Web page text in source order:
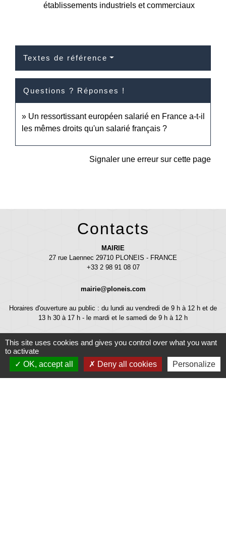
établissements industriels et commerciaux
Textes de référence
Questions ? Réponses !
Un ressortissant européen salarié en France a-t-il
les mêmes droits qu'un salarié français ?
Signaler une erreur sur cette page
Contacts
MAIRIE
27 rue Laennec 29710 PLONEIS - FRANCE
+33 2 98 91 08 07
mairie@ploneis.com
Horaires d'ouverture au public : du lundi au vendredi de 9 h à 12 h et de
13 h 30 à 17 h - le mardi et le samedi de 9 h à 12 h
This site uses cookies and gives you control over what you want
to activate
OK, accept all
Deny all cookies Personalize